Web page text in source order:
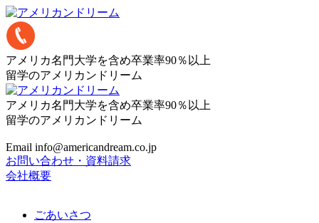
アメリカ名門大学を含め卒業率90％以上
留学のアメリカンドリーム
アメリカ名門大学を含め卒業率90％以上
留学のアメリカンドリーム
Email info@americandream.co.jp
お問い合わせ・資料請求
会社概要
ごあいさつ